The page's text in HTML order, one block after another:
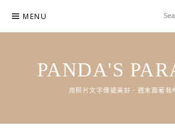
content
MENU
PANDA'S
用照片文字傳遞美好．週末跟著我